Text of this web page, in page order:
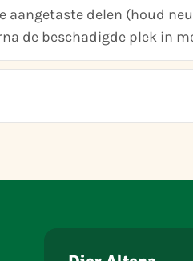
aangetaste delen (houd
de beschadigde plek in